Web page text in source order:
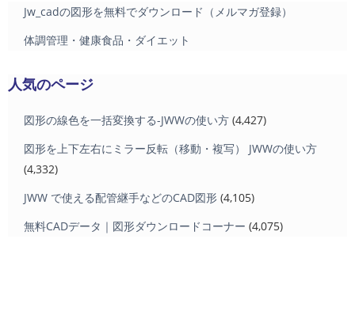
Jw_cadの図形を無料でダウンロード（メルマガ登録）
体調管理・健康食品・ダイエット
人気のページ
図形の線色を一括変換する-JWWの使い方 (4,427)
図形を上下左右にミラー反転（移動・複写） JWWの使い方
(4,332)
JWW で使える配管継手などのCAD図形 (4,105)
無料CADデータ｜図形ダウンロードコーナー (4,075)